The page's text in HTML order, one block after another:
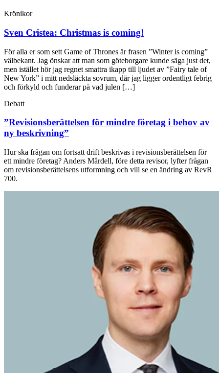
Krönikor
Sven Cristea: Christmas is coming!
För alla er som sett Game of Thrones är frasen ”Winter is coming”
välbekant. Jag önskar att man som göteborgare kunde säga just det,
men istället hör jag regnet smattra ikapp till ljudet av ”Fairy tale of
New York” i mitt nedsläckta sovrum, där jag ligger ordentligt febrig
och förkyld och funderar på vad julen […]
Debatt
”Revisionsberättelsen för mindre företag i behov av
ny beskrivning”
Hur ska frågan om fortsatt drift beskrivas i revisionsberättelsen för
ett mindre företag? Anders Mårdell, före detta revisor, lyfter frågan
om revisionsberättelsens utformning och vill se en ändring av RevR
700.